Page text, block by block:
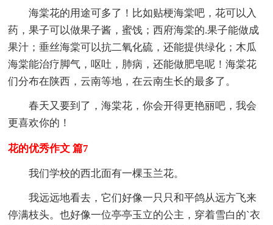
海棠花的用途可多了！比如贴梗海棠吧，花可以入
药，果子可以做果子酱，蜜饯；西府海棠的.果子能做成
果汁；垂丝海棠可以抗二氧化硫，还能提供绿化；木瓜
海棠能治疗脚气，呕吐，肺病，还能做肥皂呢！海棠花
们分布在陕西，云南等地，在云南生长的最多了。
春天又要到了，海棠花，你会开得更艳丽吧，我会
更喜欢你的！
花的优秀作文 篇7
我们学校的西北面有一棵玉兰花。
我远远地看去，它们好像一只只和平鸽从远方飞来
停满枝头。也好像一位亭亭玉立的公主，穿着雪白的`衣